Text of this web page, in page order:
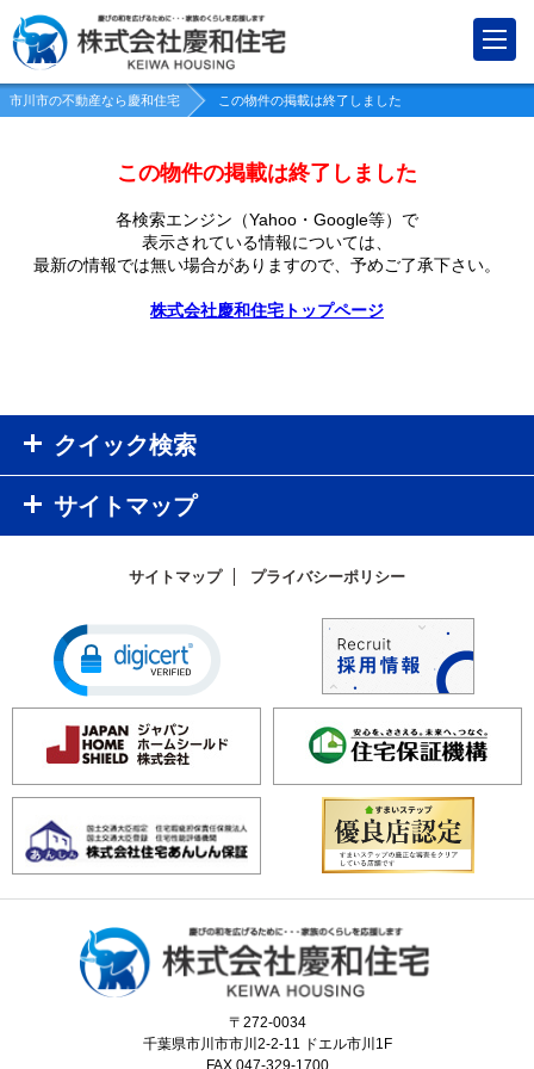
市川市の不動産なら慶和住宅 この物件の掲載は終了しました
この物件の掲載は終了しました
各検索エンジン（Yahoo・Google等）で
表示されている情報については、
最新の情報では無い場合がありますので、 予めご了承下さい。
株式会社慶和住宅トップページ
クイック検索
サイトマップ
サイトマップ プライバシーポリシー
〒272-0034
千葉県市川市市川2-2-11 ドエル市川1F
FAX.047-329-1700